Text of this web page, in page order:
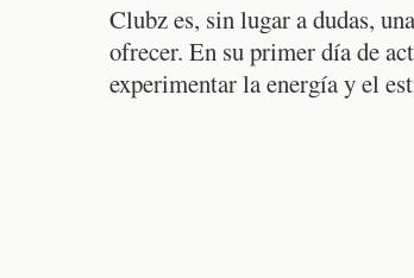
Clubz es, sin lugar a dudas,
ofrecer. En su primer día de
experimentar la energía y el